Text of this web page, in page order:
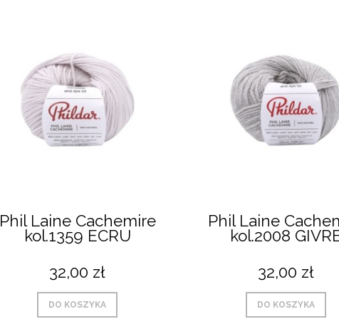
Phil Laine Cachemire
kol.1359 ECRU
32,00 zł
DO KOSZYKA
Phil Laine
kol.2008
32,00 zł
DO KOSZYKA